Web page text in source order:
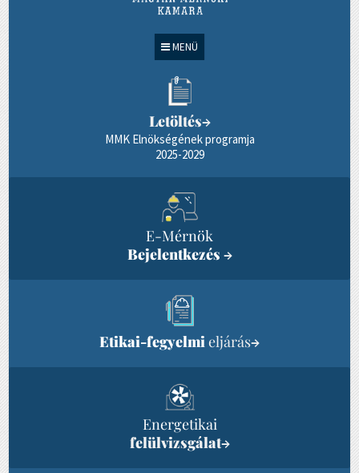
MENÜ
Letöltés→
MMK Elnökségének programja
2025-2029
E-Mérnök
Bejelentkezés →
Etikai-fegyelmieljárás→
Energetikai
felülvizsgálat→